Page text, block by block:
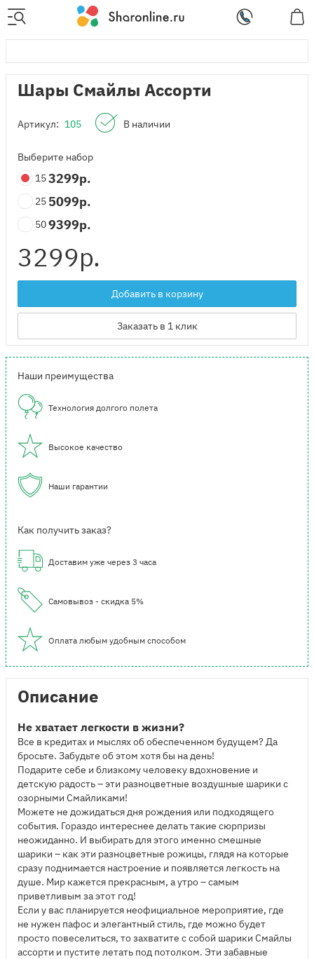
Шары Смайлы Ассорти
Артикул: 105 В наличии
Выберите набор
153299р.
25 5099р.
509399р.
3299р.
Добавить в корзину
Заказать в 1 клик
Наши преимущества
Технология долгого полета
Высокое качество
Наши гарантии
Как получить заказ?
Доставим уже через 3 часа
Самовывоз - скидка 5%
Оплата любым удобным способом
Описание
Не хватает легкости в жизни?
Все в кредитах и мыслях об обеспеченном будущем? Да
бросьте. Забудьте об этом хотя бы на день!
Подарите себе и близкому человеку вдохновение и
детскую радость – эти разноцветные воздушные шарики с
озорными Смайликами!
Можете не дожидаться дня рождения или подходящего
события. Гораздо интереснее делать такие сюрпризы
неожиданно. И выбирать для этого именно смешные
шарики – как эти разноцветные рожицы, глядя на которые
сразу поднимается настроение и появляется легкость на
душе. Мир кажется прекрасным, а утро – самым
приветливым за этот год!
Если у вас планируется неофициальное мероприятие, где
не нужен пафос и элегантный стиль, где можно будет
просто повеселиться, то захватите с собой шарики Смайлы
ассорти и пустите летать под потолком. Эти забавные